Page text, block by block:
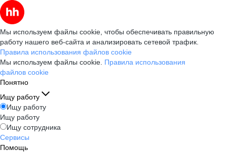
Мы используем файлы cookie, чтобы обеспечивать правильную
работу нашего веб-сайта и анализировать сетевой трафик.
Правила использования файлов cookie
Мы используем файлы cookie. Правила использования
файлов cookie
Понятно
Ищу работу
Ищу работу
Ищу работу
Ищу сотрудника
Сервисы
Помощь